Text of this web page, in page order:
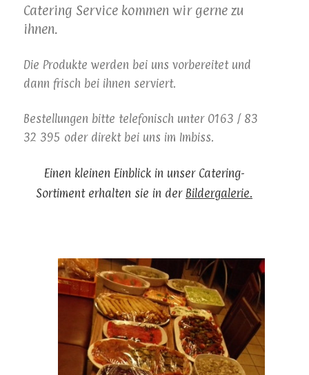
Catering Service kommen wir gerne zu
ihnen.
Die Produkte werden bei uns vorbereitet und
dann frisch bei ihnen serviert.
Bestellungen bitte telefonisch unter 0163 / 83
32 395 oder direkt bei uns im Imbiss.
Einen kleinen Einblick in unser Catering-
Sortiment erhalten sie in der Bildergalerie.